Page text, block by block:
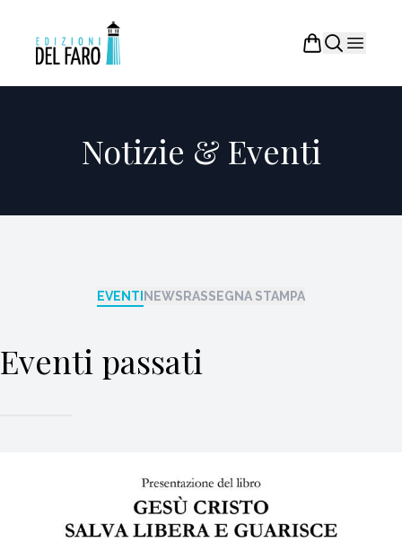
Notizie & Eventi
EVENTI NEWS RASSEGNA STAMPA
Eventi passati